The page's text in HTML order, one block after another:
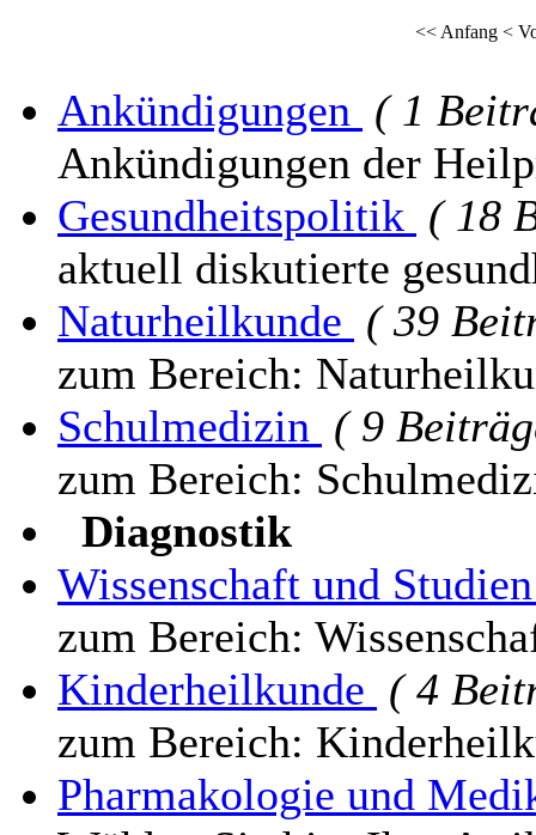
<< Anfang <
Ankündigungen ( 1
Ankündigungen der
Gesundheitspolitik ( 18
aktuell diskutierte
Naturheilkunde ( 39
zum Bereich:
Schulmedizin ( 9
zum Bereich:
Diagnostik
Wissenschaft und
zum Bereich:
Kinderheilkunde ( 4
zum Bereich:
Pharmakologie und